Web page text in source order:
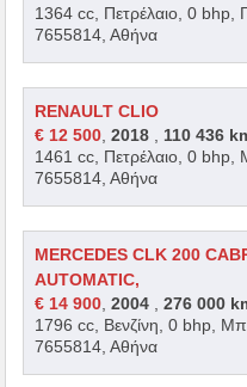
1364 cc, Πετρέλαιο, 0 bhp,
7655814, Αθήνα
RENAULT CLIO
€ 12 500 ,2018
110 436
1461 cc, Πετρέλαιο, 0
7655814, Αθήνα
MERCEDES CLK 200
AUTOMATIC,
€ 14 900 ,2004 ,276 000
1796 cc, Βενζίνη, 0 bhp,
7655814, Αθήνα